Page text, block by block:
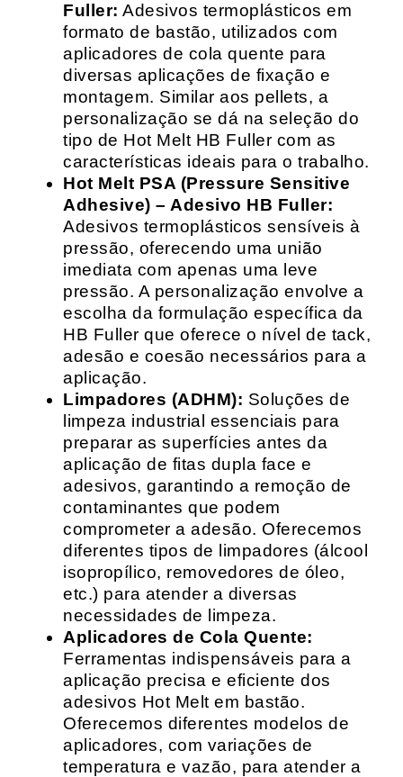
Fuller: Adesivos termoplásticos em
formato de bastão, utilizados com
aplicadores de cola quente para
diversas aplicações de fixação e
montagem. Similar aos pellets, a
personalização se dá na seleção do
tipo de Hot Melt HB Fuller com as
características ideais para o trabalho.
Hot Melt PSA (Pressure Sensitive
Adhesive) – Adesivo HB Fuller:
Adesivos termoplásticos sensíveis à
pressão, oferecendo uma união
imediata com apenas uma leve
pressão. A personalização envolve a
escolha da formulação específica da
HB Fuller que oferece o nível de tack,
adesão e coesão necessários para a
aplicação.
Limpadores (ADHM): Soluções de
limpeza industrial essenciais para
preparar as superfícies antes da
aplicação de fitas dupla face e
adesivos, garantindo a remoção de
contaminantes que podem
comprometer a adesão. Oferecemos
diferentes tipos de limpadores (álcool
isopropílico, removedores de óleo,
etc.) para atender a diversas
necessidades de limpeza.
Aplicadores de Cola Quente:
Ferramentas indispensáveis para a
aplicação precisa e eficiente dos
adesivos Hot Melt em bastão.
Oferecemos diferentes modelos de
aplicadores, com variações de
temperatura e vazão, para atender a